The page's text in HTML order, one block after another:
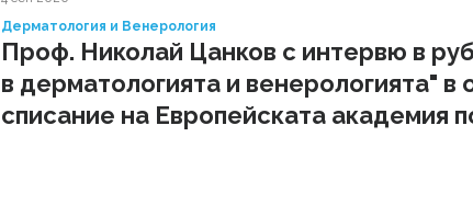
Дерматология и Венерология
Проф. Николай Цанков с интервю в
в дерматологията и венерологията" в
списание на Европейската академия